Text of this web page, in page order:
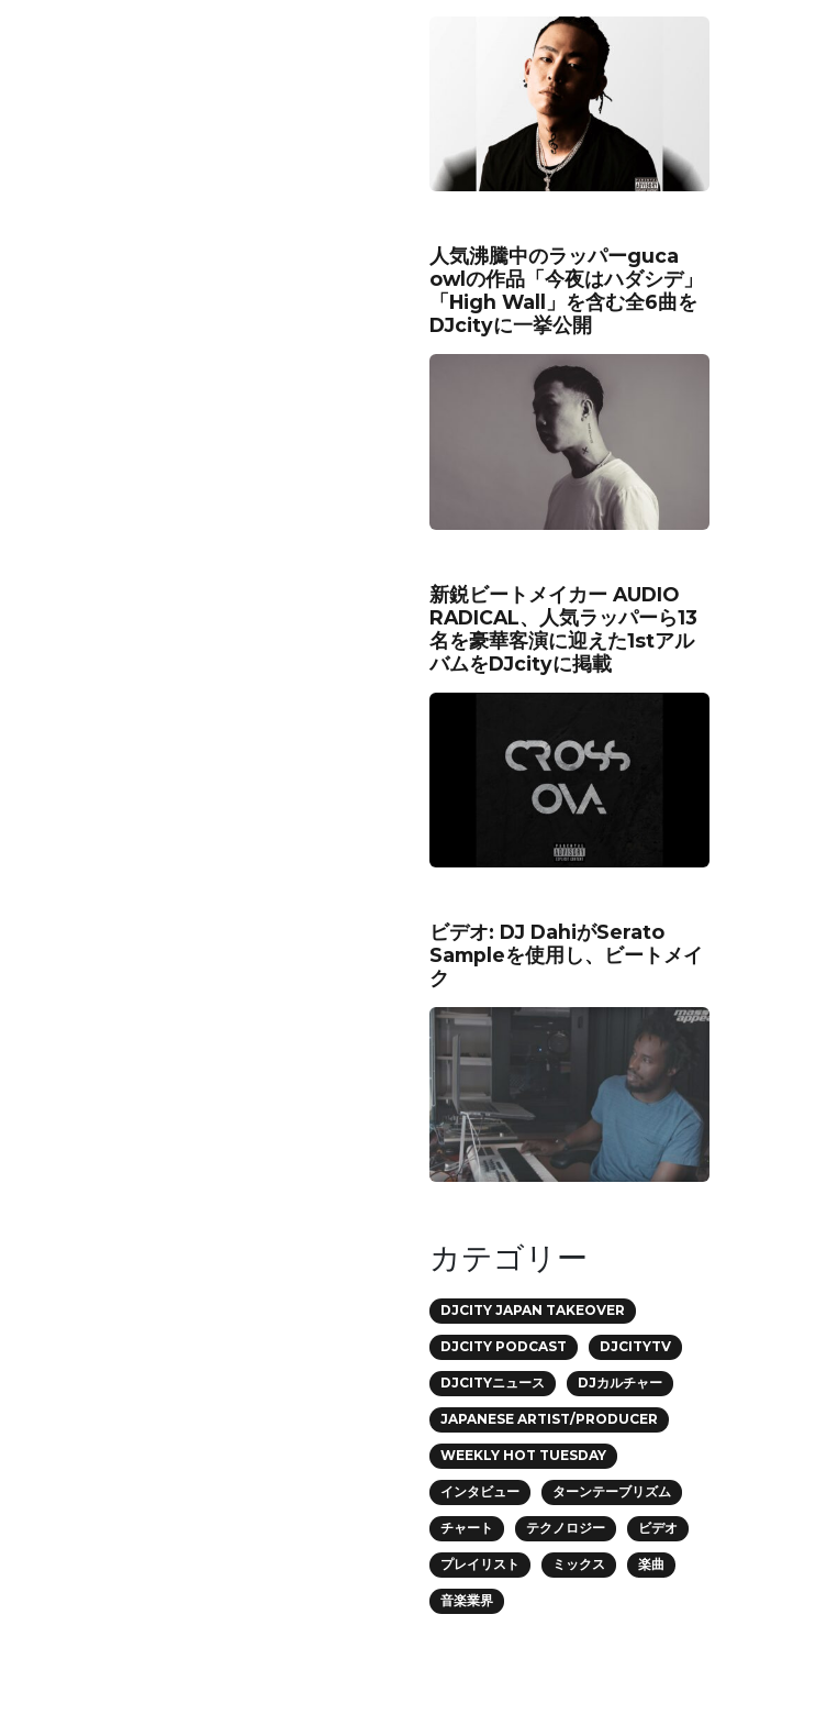
人気沸騰中のラッパーguca
owlの作品「今夜はハダシデ」
「High Wall」を含む全6曲を
DJcityに一挙公開
新鋭ビートメイカー AUDIO
RADICAL、人気ラッパーら13
名を豪華客演に迎えた1stアル
バムをDJcityに掲載
ビデオ: DJ DahiがSerato
Sampleを使用し、ビートメイ
ク
カテゴリー
DJCITY JAPAN TAKEOVER
DJCITY PODCAST DJCITYTV
DJCITYニュース DJカルチャー
JAPANESE ARTIST/PRODUCER
WEEKLY HOT TUESDAY
インタビュー ターンテーブリズム
チャート テクノロジー ビデオ
プレイリスト ミックス 楽曲
音楽業界